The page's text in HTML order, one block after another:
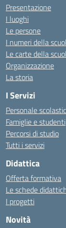
Presentazione
I luoghi
Le persone
I numeri della
Le carte della
Organizzazione
La storia
I Servizi
Personale
Famiglie e studenti
Percorsi di studio
Tutti i servizi
Didattica
Offerta formativa
Le schede
I progetti
Novità